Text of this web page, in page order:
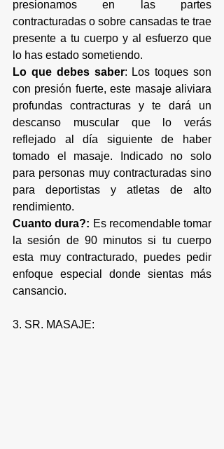
presionamos en las partes
contracturadas o sobre cansadas te trae
presente a tu cuerpo y al esfuerzo que
lo has estado sometiendo.
Lo que debes saber: Los toques son
con presión fuerte, este masaje aliviara
profundas contracturas y te dará un
descanso muscular que lo verás
reflejado al día siguiente de haber
tomado el masaje. Indicado no solo
para personas muy contracturadas sino
para deportistas y atletas de alto
rendimiento.
Cuanto dura?: Es recomendable tomar
la sesión de 90 minutos si tu cuerpo
esta muy contracturado, puedes pedir
enfoque especial donde sientas más
cansancio.
3. SR. MASAJE: